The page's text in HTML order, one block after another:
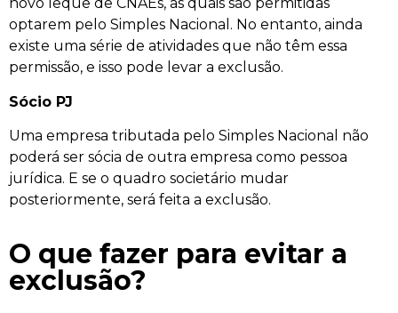
optarem pelo Simples Nacional. No entanto, ainda
existe uma série de atividades que não têm essa
permissão, e isso pode levar a exclusão.
Sócio PJ
Uma empresa tributada pelo Simples Nacional não
poderá ser sócia de outra empresa como pessoa
jurídica. E se o quadro societário mudar
posteriormente, será feita a exclusão.
O que fazer para evitar a
exclusão?